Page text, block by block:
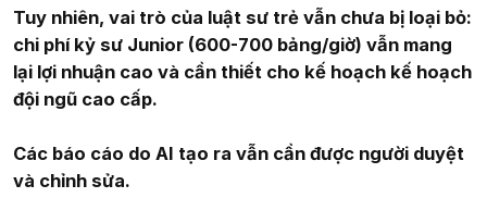
Tuy nhiên, vai trò của luật sư trẻ vẫn chưa bị loại bỏ:
chi phí kỷ sư Junior (600-700 bảng/giờ) vẫn mang
lại lợi nhuận cao và cần thiết cho kế hoạch kế hoạch
đội ngũ cao cấp.
Các báo cáo do AI tạo ra vẫn cần được người duyệt
và chỉnh sửa.